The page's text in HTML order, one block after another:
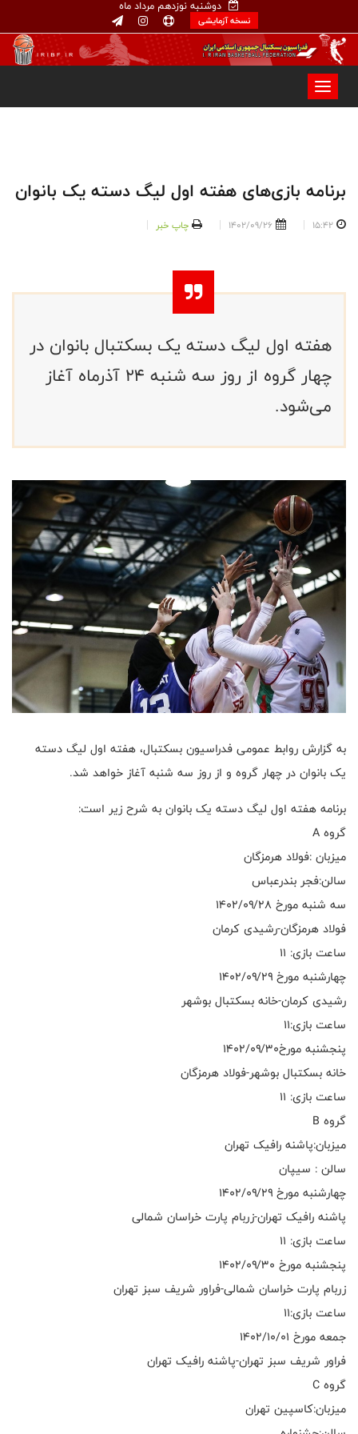
دوشنبه نوزدهم مرداد ماه
نسخه آزمایشی
برنامه بازی‌های هفته اول لیگ دسته یک بانوان
15:42
1402/09/26 چاپ خبر
هفته اول لیگ دسته یک بسکتبال بانوان در
چهار گروه از روز سه شنبه ۲۴ آذرماه آغاز
می‌شود.
به گزارش روابط عمومی فدراسیون بسکتبال، هفته اول لیگ دسته
یک بانوان در چهار گروه و از روز سه شنبه آغاز خواهد شد.
برنامه هفته اول لیگ دسته یک بانوان به شرح زیر است:
گروه A
میزبان :فولاد هرمزگان
سالن:فجر بندرعباس
سه شنبه مورخ ۱۴۰۲/۰۹/۲۸
فولاد هرمزگان-رشیدی کرمان
ساعت بازی: ۱۱
چهارشنبه مورخ ۱۴۰۲/۰۹/۲۹
رشیدی کرمان-خانه بسکتبال بوشهر
ساعت بازی:۱۱
پنجشنبه مورخ۱۴۰۲/۰۹/۳۰
خانه بسکتبال بوشهر-فولاد هرمزگان
ساعت بازی: ۱۱
گروه B
میزبان:پاشنه رافیک تهران
سالن : سیپان
چهارشنبه مورخ ۱۴۰۲/۰۹/۲۹
پاشنه رافیک تهران-زربام پارت خراسان شمالی
ساعت بازی: ۱۱
پنجشنبه مورخ ۱۴۰۲/۰۹/۳۰
زربام پارت خراسان شمالی-فراور شریف سبز تهران
ساعت بازی:۱۱
جمعه مورخ ۱۴۰۲/۱۰/۰۱
فراور شریف سبز تهران-پاشنه رافیک تهران
گروه C
میزبان:کاسپین تهران